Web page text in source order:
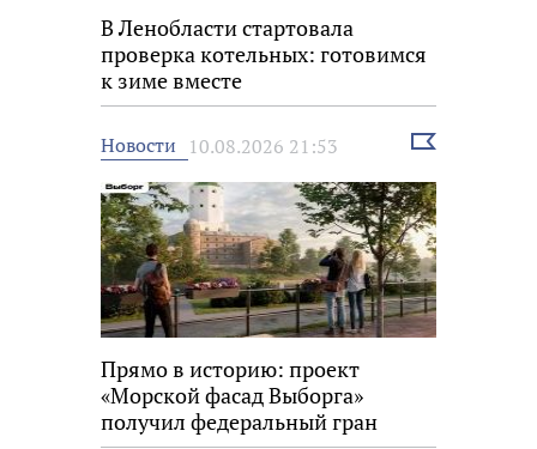
В Ленобласти стартовала
проверка котельных: готовимся
к зиме вместе
Новости 10.08.2026 21:53
Выбрать
Прямо в историю: проект
«Морской фасад Выборга»
получил федеральный гран